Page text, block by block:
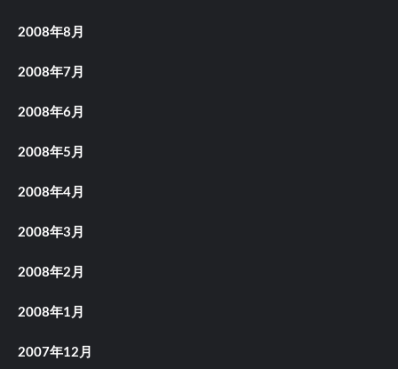
2008年8月
2008年7月
2008年6月
2008年5月
2008年4月
2008年3月
2008年2月
2008年1月
2007年12月